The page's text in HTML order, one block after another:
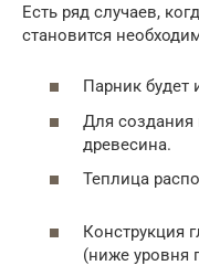
Есть ряд случаев,
становится
Парник будет
Для создания
древесина.
Теплица
Конструкция
(ниже уровня